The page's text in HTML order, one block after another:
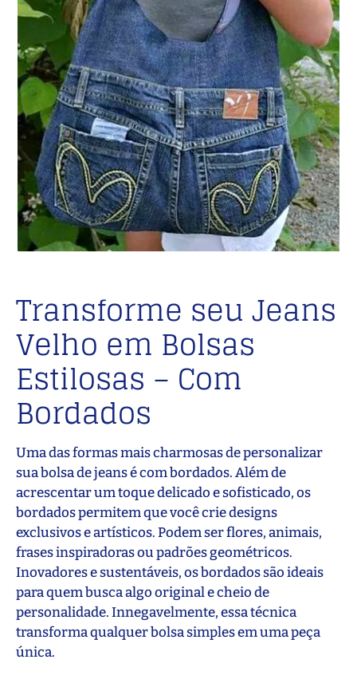
Transforme seu Jeans
Velho em Bolsas
Estilosas – Com
Bordados
Uma das formas mais charmosas de personalizar
sua bolsa de jeans é com bordados. Além de
acrescentar um toque delicado e sofisticado, os
bordados permitem que você crie designs
exclusivos e artísticos. Podem ser flores, animais,
frases inspiradoras ou padrões geométricos.
Inovadores e sustentáveis, os bordados são ideais
para quem busca algo original e cheio de
personalidade. Innegavelmente, essa técnica
transforma qualquer bolsa simples em uma peça
única.